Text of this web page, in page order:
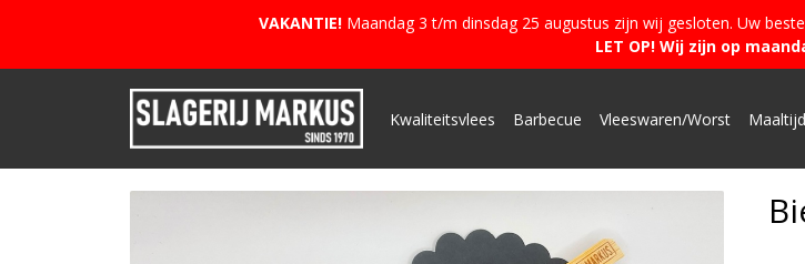
VAKANTIE!Maandag 3 t/m dinsdag 25 augustus zijn wij gesloten. Uw
LET OP! Wij zijn op
Kwaliteitsvlees Barbecue Vleeswaren/Worst